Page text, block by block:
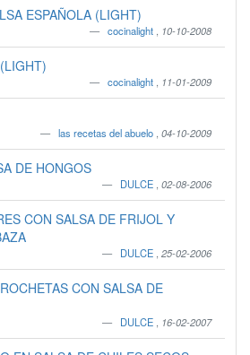
ESPAÑOLA (LIGHT)
cocinalight 10-10-2008
cocinalight 11-01-2009
las recetas del abuelo 04-10-2009
DE HONGOS
DULCE 02-08-2006
CON SALSA DE FRIJOL Y
DULCE 25-02-2006
CON SALSA DE
DULCE 16-02-2007